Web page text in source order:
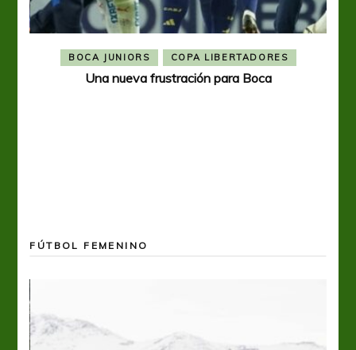
BOCA JUNIORS COPA LIBERTADORES
Una nueva frustración para Boca
FÚTBOL FEMENINO